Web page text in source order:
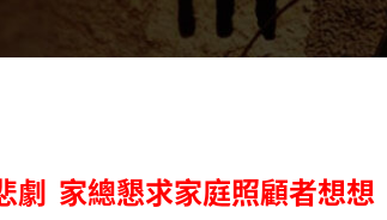
家總懇求家庭照顧者想想